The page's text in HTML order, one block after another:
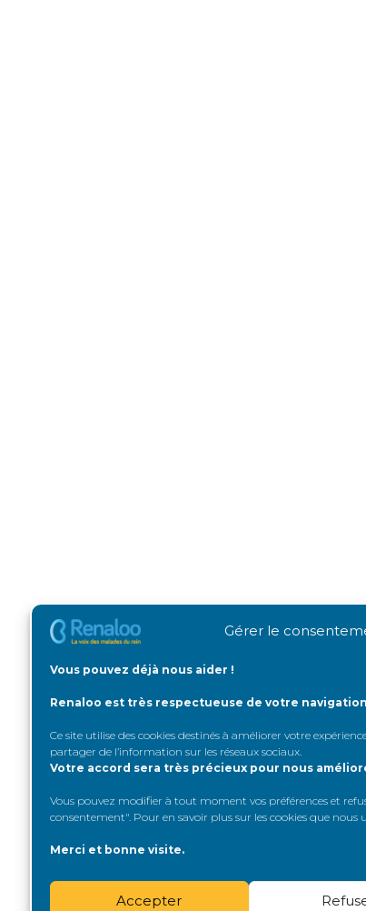
Gérer le
Vous pouvez déjà nous aider !
Renaloo est très respectueuse de votre
Ce site utilise des cookies destinés à améliorer votre
partager de l’information sur les réseaux sociaux
Votre accord sera très précieux pour nous
Vous pouvez modifier à tout moment vos préférences et
consentement". Pour en savoir plus sur les cookies que nous
Merci et bonne visite.
Accepter